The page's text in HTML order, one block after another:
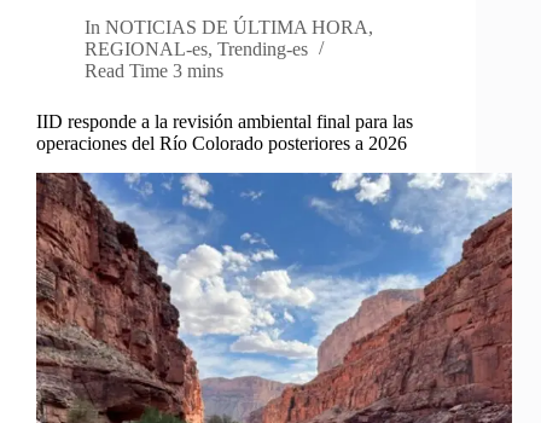
In NOTICIAS DE ÚLTIMA HORA,
REGIONAL-es, Trending-es
Read Time 3 mins
IID responde a la revisión ambiental final para las
operaciones del Río Colorado posteriores a 2026